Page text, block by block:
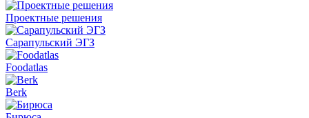
Проектные решения
Сарапульский ЭГЗ
Foodatlas
Berk